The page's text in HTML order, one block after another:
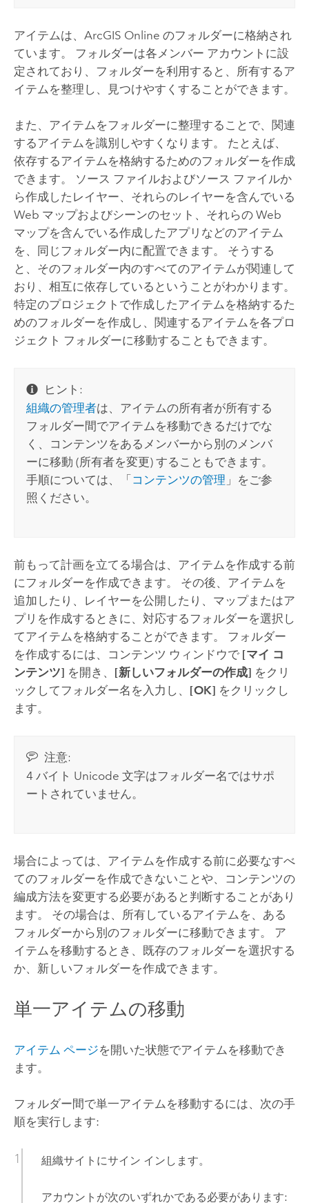
アイテムは、 ArcGIS Online のフォルダーに格納され
ています。
フォルダーは各メンバー アカウントに設
定されており、フォルダーを利用すると、所有するア
イテムを整理し、見つけやすくすることができます。
また、アイテムをフォルダーに整理することで、関連
するアイテムを識別しやすくなります。 たとえば、
依存するアイテムを格納するためのフォルダーを作成
できます。 ソース ファイルおよびソース ファイルか
ら作成したレイヤー、それらのレイヤーを含んでいる
Web マップおよびシーンのセット、それらの Web
マップを含んでいる作成したアプリなどのアイテム
を、同じフォルダー内に配置できます。 そうする
と、そのフォルダー内のすべてのアイテムが関連して
おり、相互に依存しているということがわかります。
特定のプロジェクトで作成したアイテムを格納するた
めのフォルダーを作成し、関連するアイテムを各プロ
ジェクト フォルダーに移動することもできます。
ヒント:
組織の管理者は、アイテムの所有者が所有する
フォルダー間でアイテムを移動できるだけでな
く、コンテンツをあるメンバーから別のメンバ
ーに移動 (所有者を変更) することもできます。
手順については、「 コンテンツの管理 」をご参
照ください。
前もって計画を立てる場合は、アイテムを作成する前
にフォルダーを作成できます。 その後、アイテムを
追加したり、レイヤーを公開したり、マップまたはア
プリを作成するときに、対応するフォルダーを選択し
てアイテムを格納することができます。 フォルダー
を作成するには、コンテンツ ウィンドウで [マイ コ
ンテンツ] を開き、 [新しいフォルダーの作成] をクリ
ックしてフォルダー名を入力し、 [OK] をクリックし
ます。
注意:
4 バイト Unicode 文字はフォルダー名ではサポ
ートされていません。
場合によっては、アイテムを作成する前に必要なすべ
てのフォルダーを作成できないことや、コンテンツの
編成方法を変更する必要があると判断することがあり
ます。 その場合は、所有しているアイテムを、ある
フォルダーから別のフォルダーに移動できます。 ア
イテムを移動するとき、既存のフォルダーを選択する
か、新しいフォルダーを作成できます。
単一アイテムの移動
アイテム ページを開いた状態でアイテムを移動でき
ます。
フォルダー間で単一アイテムを移動するには、次の手
順を実行します:
組織サイトにサイン インします。
アカウントが次のいずれかである必要があります: